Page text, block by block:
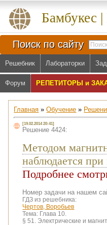
Бамбукес
Поиск по сайту
Решебник Лабораторки
Форум РЕПЕТИТОРЫ и
Главная »Обучение »
[19.02.2014 20:41]
Решение 4424:
Методом
наблюдается
Подробнее
Номер задачи на нашем
ГДЗ из решебника:
Чертов, Воробьев
Тема: Глава 10.
§ 51. Электрические и